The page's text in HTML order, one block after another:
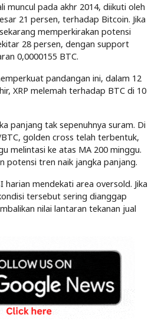
muncul pada akhr 2014, diikuti oleh
21 persen, terhadap Bitcoin. Jika
memperkirakan potensi
28 persen, dengan support
0,0000155 BTC.
pandangan ini, dalam 12
XRP melemah terhadap BTC di 10
panjang tak sepenuhnya suram. Di
golden cross telah terbentuk,
melintasi ke atas MA 200 minggu.
potensi tren naik jangka panjang.
harian mendekati area oversold. Jika
tersebut sering dianggap
nilai lantaran tekanan jual